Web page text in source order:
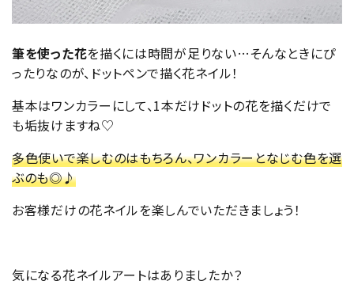
筆を使った花を描くには時間が足りない…そんなときにぴ
ったりなのが、ドットペンで描く花ネイル！
基本はワンカラーにして、1本だけドットの花を描くだけで
も垢抜けますね♡
多色使いで楽しむのはもちろん、ワンカラーとなじむ色を選
ぶのも◎♪
お客様だけの花ネイルを楽しんでいただきましょう！
気になる花ネイルアートはありましたか？